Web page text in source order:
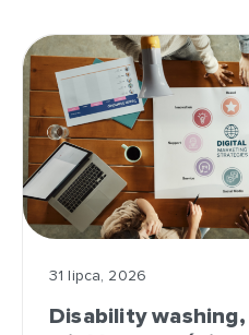
31 lipca, 2026
Disability